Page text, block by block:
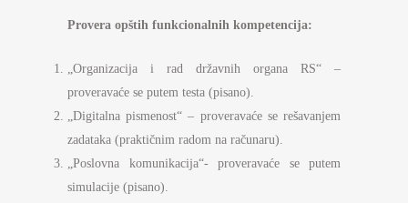
Provera opštih funkcionalnih kompetencija:
„Organizacija i rad državnih organa RS“ –
proveravaće se putem testa (pisano).
„Digitalna pismenost“ – proveravaće se rešavanjem
zadataka (praktičnim radom na računaru).
„Poslovna komunikacija“- proveravaće se putem
simulacije (pisano).